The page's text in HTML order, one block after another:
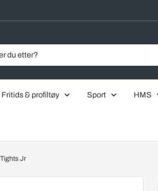
Fritids & profiltøy Sport HMS
Jr